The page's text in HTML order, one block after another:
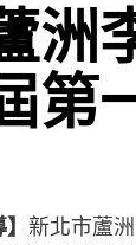
洲
第
新北市蘆